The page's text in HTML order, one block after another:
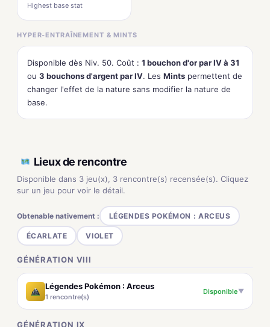
Highest base stat
HYPER-ENTRAÎNEMENT & MINTS
Disponible dès Niv. 50. Coût : 1 bouchon d'or par IV à 31
ou 3 bouchons d'argent par IV. Les Mints permettent de
changer l'effet de la nature sans modifier la nature de
base.
Lieux de rencontre
Disponible dans 3 jeu(x), 3 rencontre(s) recensée(s). Cliquez
sur un jeu pour voir le détail.
Obtenable nativement : LÉGENDES POKÉMON : ARCEUS
ÉCARLATE VIOLET
GÉNÉRATION VIII
Légendes Pokémon : Arceus
1 rencontre(s)
Disponible▼
GÉNÉRATION IX